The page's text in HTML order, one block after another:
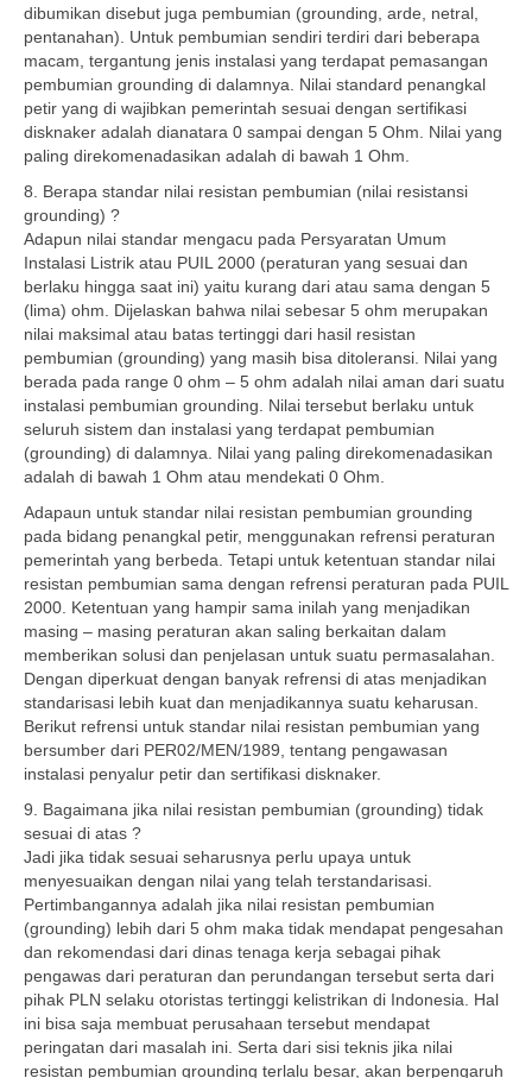
dibumikan disebut juga pembumian (grounding, arde, netral,
pentanahan). Untuk pembumian sendiri terdiri dari beberapa
macam, tergantung jenis instalasi yang terdapat pemasangan
pembumian grounding di dalamnya. Nilai standard penangkal
petir yang di wajibkan pemerintah sesuai dengan sertifikasi
disknaker adalah dianatara 0 sampai dengan 5 Ohm. Nilai yang
paling direkomenadasikan adalah di bawah 1 Ohm.
8. Berapa standar nilai resistan pembumian (nilai resistansi
grounding) ?
Adapun nilai standar mengacu pada Persyaratan Umum
Instalasi Listrik atau PUIL 2000 (peraturan yang sesuai dan
berlaku hingga saat ini) yaitu kurang dari atau sama dengan 5
(lima) ohm. Dijelaskan bahwa nilai sebesar 5 ohm merupakan
nilai maksimal atau batas tertinggi dari hasil resistan
pembumian (grounding) yang masih bisa ditoleransi. Nilai yang
berada pada range 0 ohm – 5 ohm adalah nilai aman dari suatu
instalasi pembumian grounding. Nilai tersebut berlaku untuk
seluruh sistem dan instalasi yang terdapat pembumian
(grounding) di dalamnya. Nilai yang paling direkomenadasikan
adalah di bawah 1 Ohm atau mendekati 0 Ohm.
Adapaun untuk standar nilai resistan pembumian grounding
pada bidang penangkal petir, menggunakan refrensi peraturan
pemerintah yang berbeda. Tetapi untuk ketentuan standar nilai
resistan pembumian sama dengan refrensi peraturan pada PUIL
2000. Ketentuan yang hampir sama inilah yang menjadikan
masing – masing peraturan akan saling berkaitan dalam
memberikan solusi dan penjelasan untuk suatu permasalahan.
Dengan diperkuat dengan banyak refrensi di atas menjadikan
standarisasi lebih kuat dan menjadikannya suatu keharusan.
Berikut refrensi untuk standar nilai resistan pembumian yang
bersumber dari PER02/MEN/1989, tentang pengawasan
instalasi penyalur petir dan sertifikasi disknaker.
9. Bagaimana jika nilai resistan pembumian (grounding) tidak
sesuai di atas ?
Jadi jika tidak sesuai seharusnya perlu upaya untuk
menyesuaikan dengan nilai yang telah terstandarisasi.
Pertimbangannya adalah jika nilai resistan pembumian
(grounding) lebih dari 5 ohm maka tidak mendapat pengesahan
dan rekomendasi dari dinas tenaga kerja sebagai pihak
pengawas dari peraturan dan perundangan tersebut serta dari
pihak PLN selaku otoristas tertinggi kelistrikan di Indonesia. Hal
ini bisa saja membuat perusahaan tersebut mendapat
peringatan dari masalah ini. Serta dari sisi teknis jika nilai
resistan pembumian grounding terlalu besar, akan berpengaruh